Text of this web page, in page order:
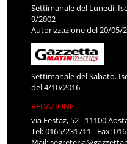
Settimanale del Lunedì.
9/2002
Autorizzazione del 20/05/
Settimanale del Sabato.
del 4/10/2016
REDAZIONE
via Festaz, 52 - 11100
Tel: 0165/231711 - Fax: